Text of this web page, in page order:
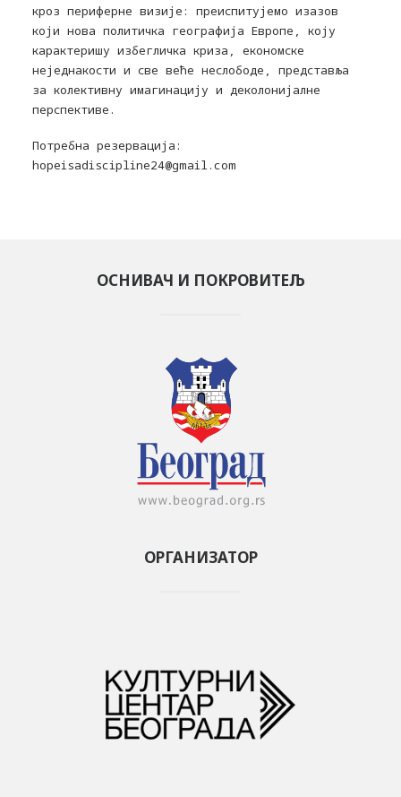
кроз периферне визије: преиспитујемо изазов
који нова политичка географија Европе, коју
карактеришу избегличка криза, економске
неједнакости и све веће неслободе, представља
за колективну имагинацију и деколонијалне
перспективе.
Потребна резервација:
hopeisadiscipline24@gmail.com
ОСНИВАЧ И ПОКРОВИТЕЉ
ОРГАНИЗАТОР